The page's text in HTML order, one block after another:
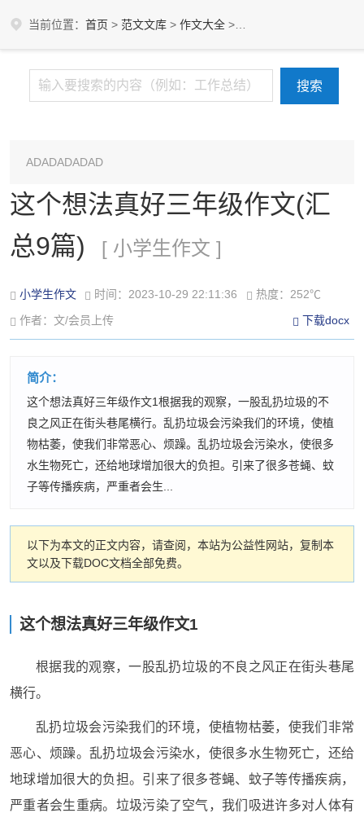
当前位置： 首页 > 范文文库 > 作文大全 >
ADADADADAD
这个想法真好三年级作文(汇
总9篇)
[ 小学生作文 ]
小学生作文 时间：2023-10-29 22:11:36
热度：252℃
作者：文/会员上传
下载docx
简介：
这个想法真好三年级作文1根据我的观察，一股乱扔垃圾的不
良之风正在街头巷尾横行。乱扔垃圾会污染我们的环境，使植
物枯萎，使我们非常恶心、烦躁。乱扔垃圾会污染水，使很多
水生物死亡，还给地球增加很大的负担。引来了很多苍蝇、蚊
子等传播疾病，严重者会生...
以下为本文的正文内容，请查阅，本站为公益性网站，复制本
文以及下载DOC文档全部免费。
这个想法真好三年级作文1
根据我的观察，一股乱扔垃圾的不良之风正在街头巷尾
横行。
乱扔垃圾会污染我们的环境，使植物枯萎，使我们非常
恶心、烦躁。乱扔垃圾会污染水，使很多水生物死亡，还给
地球增加很大的负担。引来了很多苍蝇、蚊子等传播疾病，
严重者会生重病。垃圾污染了空气，我们吸进许多对人体有